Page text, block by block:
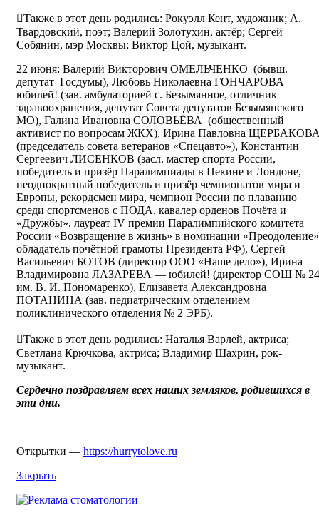
Также в этот день родились: Рокуэлл Кент, художник; А.
Твардовский, поэт; Валерий Золотухин, актёр; Сергей
Собянин, мэр Москвы; Виктор Цой, музыкант.
22 июня: Валерий Викторович ОМЕЛЬЧЕНКО (бывш.
депутат Госдумы), Любовь Николаевна ГОНЧАРОВА —
юбилей! (зав. амбулаторией с. Безымянное, отличник
здравоохранения, депутат Совета депутатов Безымянского
МО), Галина Ивановна СОЛОВЬЁВА (общественный
активист по вопросам ЖКХ), Ирина Павловна
(председатель совета ветеранов «Спецавто»), Константин
Сергеевич ЛИСЕНКОВ (засл. мастер спорта России,
победитель и призёр Паралимпиады в Пекине и Лондоне,
неоднократный победитель и призёр чемпионатов мира и
Европы, рекордсмен мира, чемпион России по плаванию
среди спортсменов с ПОДА, кавалер орденов Почёта и
«Дружбы», лауреат IV премии Паралимпийского комитета
России «Возвращение в жизнь» в номинации
обладатель почётной грамоты Президента РФ), Сергей
Васильевич БОТОВ (директор ООО «Наше дело»), Ирина
Владимировна ЛАЗАРЕВА — юбилей! (директор СОШ № 24
им. В. И. Пономаренко), Елизавета Александровна
ПОТАНИНА (зав. педиатрическим отделением
поликлинического отделения № 2 ЭРБ).
Также в этот день родились: Наталья Варлей, актриса;
Светлана Крючкова, актриса; Владимир Шахрин, рок-
музыкант.
Сердечно поздравляем всех наших земляков, родившихся в
эти дни.
Открытки — https://hurrytolove.ru
Закрыть